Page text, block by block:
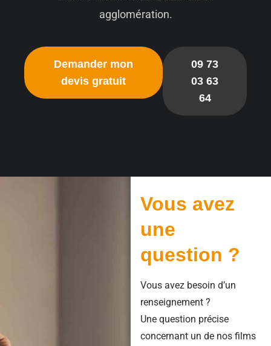
agglomération.
Demander mon
devis gratuit
09 73
03 63
64
Vous avez
une
question ?
Vous avez besoin d’un
renseignement ?
Une question précise
concernant un de nos films